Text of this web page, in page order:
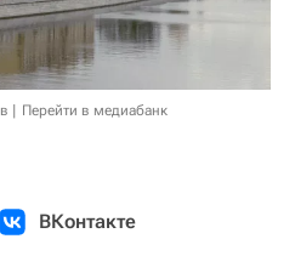
Перейти в медиабанк
ВКонтакте